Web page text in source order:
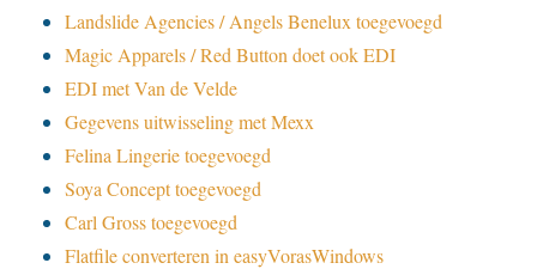
Landslide Agencies / Angels Benelux toegevoegd
Magic Apparels / Red Button doet ook EDI
EDI met Van de Velde
Gegevens uitwisseling met Mexx
Felina Lingerie toegevoegd
Soya Concept toegevoegd
Carl Gross toegevoegd
Flatfile converteren in easyVorasWindows